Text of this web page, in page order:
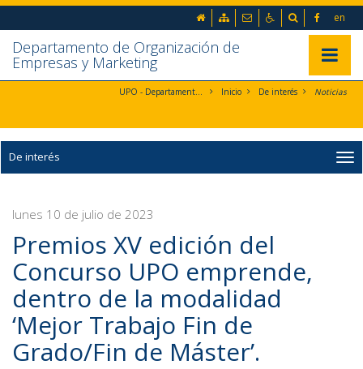
Ir al contenido principal de la página (alt + s)
Ir a la cabecera de la página (alt + c)
Ir al pie de la página (alt + p)
Ir al menú principal (alt + u)
en
Inicio Mapa webContactoAccesibilidad
Buscador
Departamento de Organización de
Empresas y Marketing
UPO - Departamento de Organización de Empresas y Marketing Inicio De interés Noticias
De interés
lunes 10 de julio de 2023
Premios XV edición del
Concurso UPO emprende,
dentro de la modalidad
‘Mejor Trabajo Fin de
Grado/Fin de Máster’.